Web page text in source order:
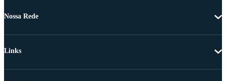
Nossa Rede
Links